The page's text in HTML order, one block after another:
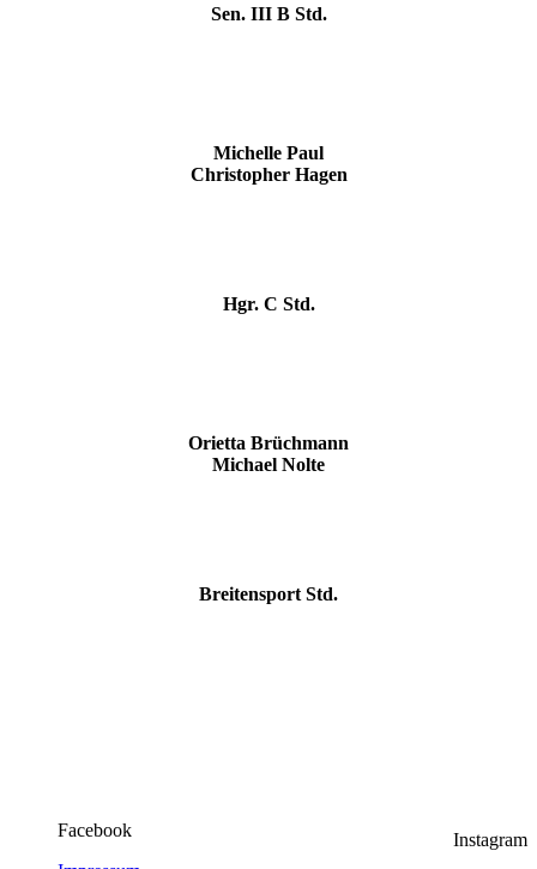
Sen. III B Std.
Michelle Paul
Christopher Hagen
Hgr. C Std.
Orietta Brüchmann
Michael Nolte
Breitensport Std.
Instagram
Facebook